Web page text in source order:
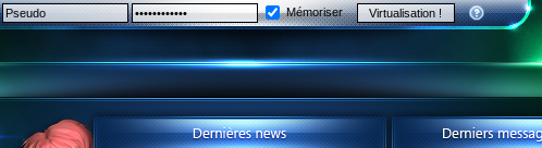
Mémoriser